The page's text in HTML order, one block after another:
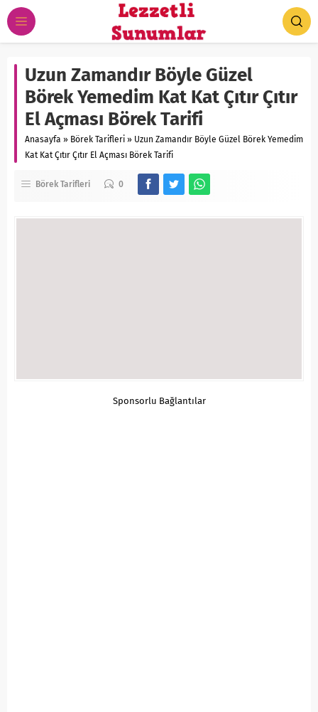
Uzun Zamandır Böyle Güzel
Börek Yemedim Kat Kat Çıtır Çıtır
El Açması Börek Tarifi
Anasayfa » Börek Tarifleri » Uzun Zamandır Böyle Güzel Börek Yemedim
Kat Kat Çıtır Çıtır El Açması Börek Tarifi
Börek Tarifleri 0
Sponsorlu Bağlantılar